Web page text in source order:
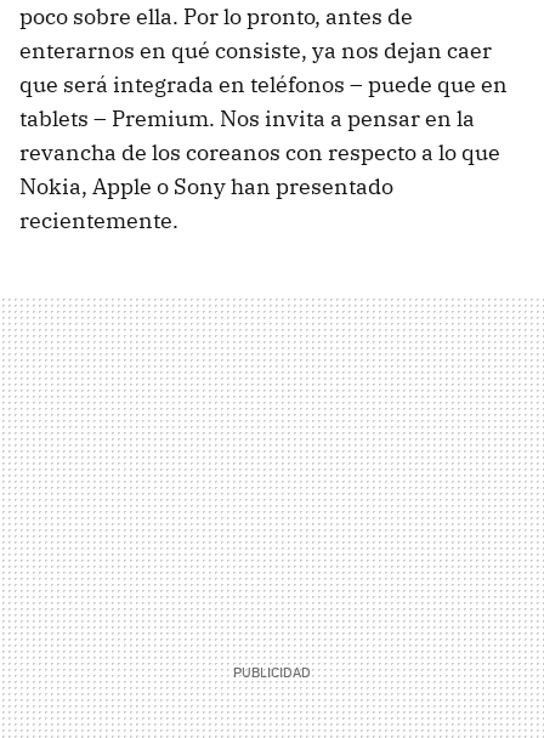
poco sobre ella. Por lo pronto, antes de
enterarnos en qué consiste, ya nos dejan caer
que será integrada en teléfonos – puede que en
tablets – Premium. Nos invita a pensar en la
revancha de los coreanos con respecto a lo que
Nokia, Apple o Sony han presentado
recientemente.